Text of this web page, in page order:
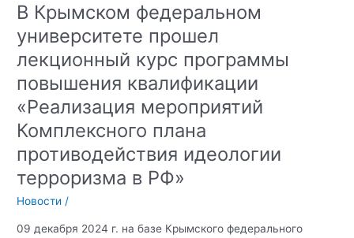
В Крымском федеральном
университете прошел
лекционный курс программы
повышения квалификации
«Реализация мероприятий
Комплексного плана
противодействия идеологии
терроризма в РФ»
Новости /
09 декабря 2024 г. на базе Крымского федерального